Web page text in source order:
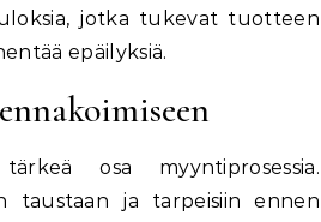
jotka tukevat tuotteen
epäilyksiä.
osa myyntiprosessia.
taustaan ja tarpeisiin ennen